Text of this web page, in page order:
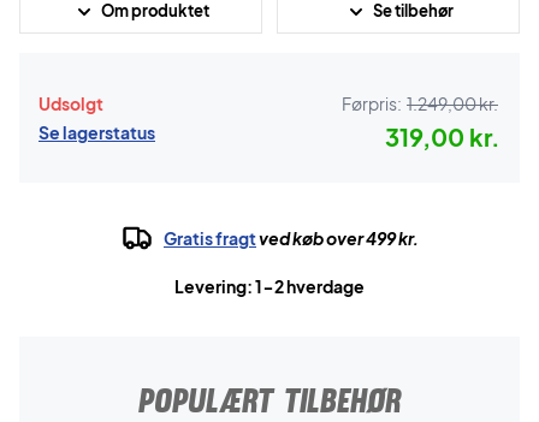
Om produktet Se tilbehør
Udsolgt
Se lagerstatus
Førpris: 1.249,00 kr.
319,00 kr.
Gratis fragtved køb over 499 kr.
Levering: 1-2 hverdage
POPULÆRT TILBEHØR